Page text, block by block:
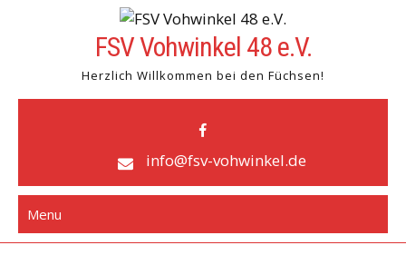
FSV Vohwinkel 48 e.V.
Herzlich Willkommen bei den Füchsen!
info@fsv-vohwinkel.de
Menu